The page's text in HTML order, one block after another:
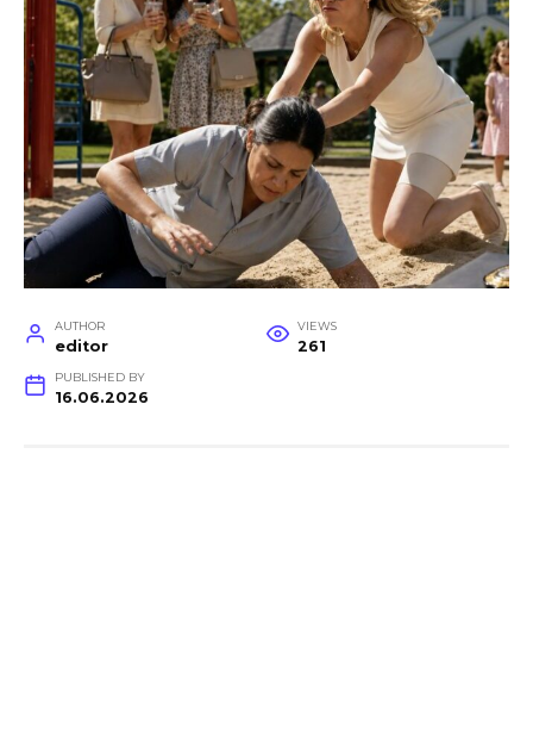
AUTHOR
editor
VIEWS
261
PUBLISHED BY
16.06.2026